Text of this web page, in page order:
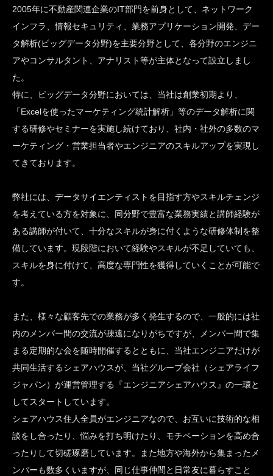
2005年に不動産関連企業のIT部門を前身として、ネットワーク
インフラ、情報セキュリティ、業務アプリケーション開発、デー
タ解析(ビッグデータ分野)を主要分野として、各分野のエンジニ
アやコンサルタント、アナリスト等が主体となって設立しまし
た。
特に、ビッグデータ分野においては、当社は創業初期より、
「Excelを使ったマーケティング統計解析」等のデータ解析に関
する研修やセミナーを実施し続けており、社内・社外の多数のマ
ーケティング・営業担当者やエンジニアのスキルアップを実現し
てきております。
弊社には、データサイエンティストを目指す方やスキルチェンジ
を考えている方を対象に、同分野で豊富な業務実績と講師経験が
ある講師が付いて、十分なスキルが身に付くような研修体制を整
備しています。現段階において経験やスキルが不足していても、
スキルを身に付けて、高度な専門性を獲得していくことが可能で
す。
また、様々な顧客先での業務が多く発生するので、一般的には社
内のメンバー間の交流が疎遠になりがちですが、メンバー間で集
まる定期的な会を随時開催するとともに、当社エンジニアだけが
共同生活するシェアハウスが、当社グループ会社（シェアライフ
ジャパン）が運営管理する『エンジニアシェアハウス』の一環と
してスタートしています。
シェアハウス住人全員がエンジニアなので、お互いに技術的な相
談をし合ったり、悩みを打ち明けたり、モチベーションを高め合
ったりして切磋琢磨しています。また地方や海外から集まったメ
ンバーも数多くいますが、同じ仕事仲間と日常友に暮らすこと